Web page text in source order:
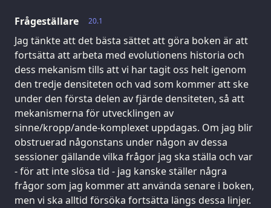
20.1
Frågeställare
Jag tänkte att det bästa sättet att göra boken är att
fortsätta att arbeta med evolutionens historia och
dess mekanism tills att vi har tagit oss helt igenom
den tredje densiteten och vad som kommer att ske
under den första delen av fjärde densiteten, så att
mekanismerna för utvecklingen av
sinne/kropp/ande-komplexet uppdagas. Om jag blir
obstruerad någonstans under någon av dessa
sessioner gällande vilka frågor jag ska ställa och var
- för att inte slösa tid - jag kanske ställer några
frågor som jag kommer att använda senare i boken,
men vi ska alltid försöka fortsätta längs dessa linjer.